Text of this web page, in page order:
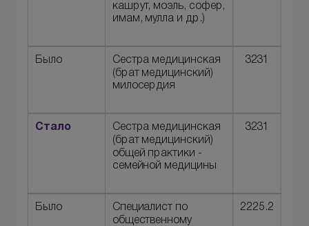
кашрут, моэль, софер,
имам, мулла и др.)
Было
Сестра медицинская
(брат медицинский)
милосердия
3231
Стало Сестра медицинская
(брат медицинский)
общей практики -
семейной медицины
3231
Было
Специалист по
общественному
2225.2